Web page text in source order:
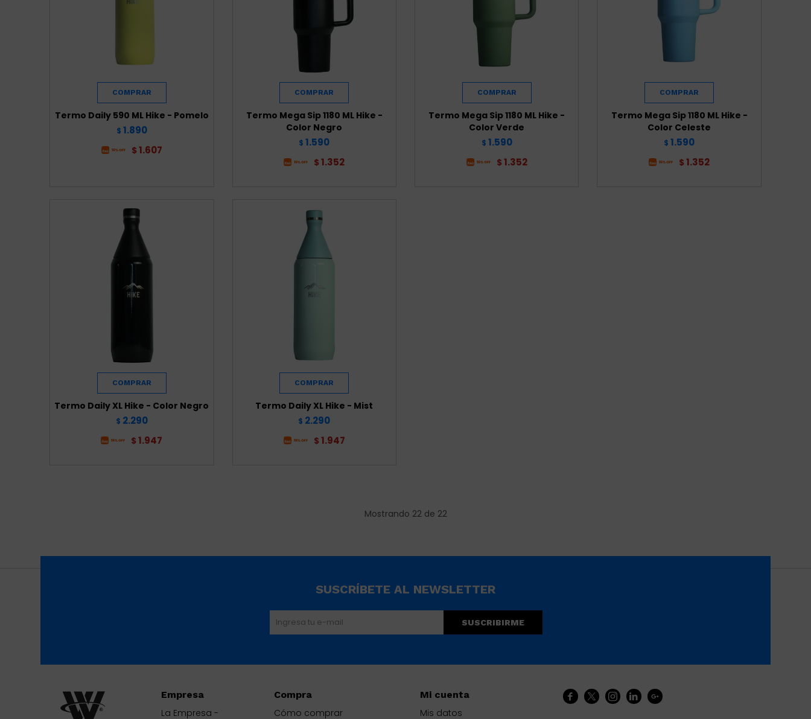
Termo Daily 590 ML Hike - Pomelo
$ 1.890
$ 1.607
Termo Mega Sip 1180 ML Hike -
Color Negro
$ 1.590
$ 1.352
Termo Mega Sip 1180 ML Hike -
Color Verde
$ 1.590
$ 1.352
Termo Mega Sip 1180 ML Hike -
Color Celeste
$ 1.590
$ 1.352
Termo Daily XL Hike - Color Negro
$ 2.290
$ 1.947
Termo Daily XL Hike - Mist
$ 2.290
$ 1.947
Mostrando 22de 22
    
Empresa
La Empresa -
Compra
Cómo comprar
Mi cuenta
Mis datos
SUSCRÍBETE AL NEWSLETTER
SUSCRIBIRME